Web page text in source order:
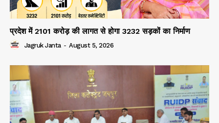
प्रदेश में 2101 करोड़ की लागत से होगा 3232 सड़कों का निर्माण
Jagruk Janta - August 5, 2026